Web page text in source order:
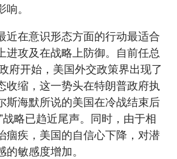
。
近在意识形态方面的行动最适合
进攻及在战略上防御。自前任总
府开始，美国外交政策界出现了
收缩，这一势头在特朗普政府执
斯海默所说的美国在冷战结束后
战略已趋近尾声。同时，由于相
痼疾，美国的自信心下降，对潜
敏感度增加。